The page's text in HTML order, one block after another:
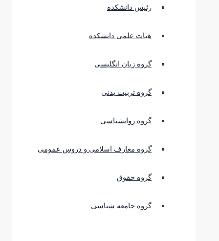
رئیس دانشکده
هیات علمی دانشکده
گروه زبان انگلیسی
گروه تربیت بدنی
گروه روانشناسی
گروه معارف اسلامی و دروس عمومی
گروه حقوق
گروه جامعه شناسی